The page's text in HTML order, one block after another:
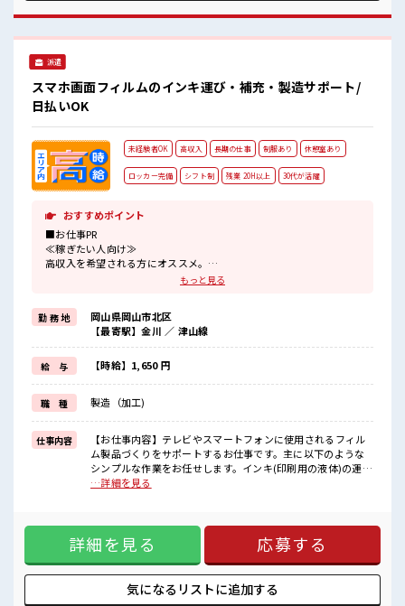
派遣
スマホ画面フィルムのインキ運び・補充・製造サポート/
日払いOK
未経験者OK 高収入 長期の仕事 制服あり 休憩室あり
ロッカー完備 シフト制 残業 20H以上 30代が活躍
おすすめポイント
■お仕事PR
≪稼ぎたい人向け≫
高収入を希望される方にオススメ。
残業は月20時間以上あります♪
制服があるので、
毎日の服装の悩み解消♪
≪初めての仕事だけど自分にもできそう≫
新しいことにチャレンジするのは不安だけど、
しっかり働く環境が整っています！
イチからスキルUP・ステップUP目指していきましょう！
≪様々なお仕事をご提案≫
一人で悩まず気軽に相談できる、
派遣のお仕事です！
■職場の雰囲気
休憩室でホッと一息リフレッシュ！
持ち物が多いあなたにもぴったり☆
高収入もバッチリ目指せますよ！
もっと見る
勤 務 地
岡山県岡山市北区
【最寄駅】金川 ／ 津山線
給 与 【時給】1,650 円
職 種 製造（加工)
仕事内容
【お仕事内容】テレビやスマートフォンに使用されるフィル
ム製品づくりをサポートするお仕事です。主に以下のような
シンプルな作業をお任せします。インキ(印刷用の液体)の運
搬・補充作業⇒台車を使って運ぶなど、身体への負担が少な
の方でも始めやすい内容です。【扱う製品】テレビ・スマー
トフォンの画面に使われるフィルム製品⇒日常で身近な製品
に関わるお仕事なので、やりがいも感じやすい環境です！ ■
お仕事PR ≪稼ぎたい人向け≫ 高収入を希望される方にオスス
メ。 残業は月20時間以上あります♪ ≪動きやすい制服アリ≫
制服があるので、 毎日の服装の悩み解消♪ ≪初めての仕事だ
…詳細を見る
詳細を見る 応募する
気になるリストに追加する